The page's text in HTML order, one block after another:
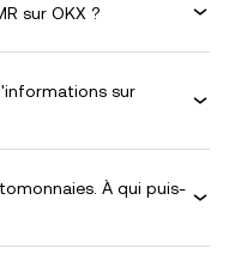
sur OKX ?
sur
À qui puis-